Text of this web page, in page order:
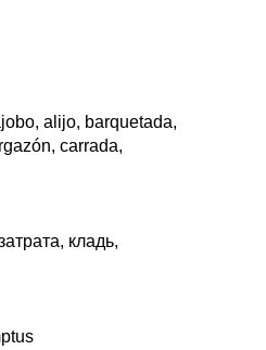
alijo, barquetada,
carrada,
кладь,